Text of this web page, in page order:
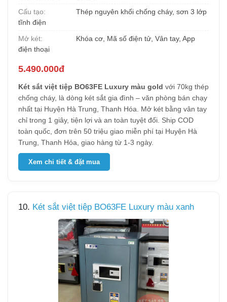
Cấu tạo:
Thép nguyên khối chống cháy, sơn 3 lớp
tĩnh điện
Mở két:
Khóa cơ, Mã số điện tử, Vân tay, App
điện thoại
5.490.000đ
Két sắt việt tiệp BO63FE Luxury màu gold với 70kg thép
chống cháy, là dòng két sắt gia đình – văn phòng bán chạy
nhất tại Huyện Hà Trung, Thanh Hóa. Mở két bằng vân tay
chỉ trong 1 giây, tiện lợi và an toàn tuyệt đối. Ship COD
toàn quốc, đơn trên 50 triệu giao miễn phí tại Huyện Hà
Trung, Thanh Hóa, giao hàng từ 1-3 ngày.
Xem chi tiết & đặt mua
10. Két sắt việt tiệp BO63FE Luxury màu xanh